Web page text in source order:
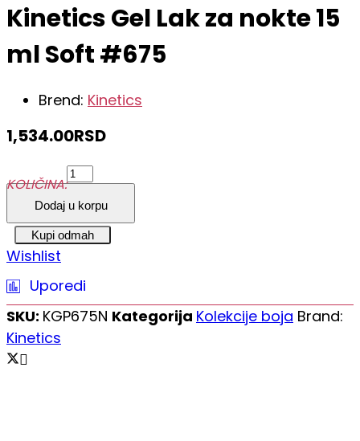
Kinetics Gel Lak za nokte 15
ml Soft #675
Brend: Kinetics
1,534.00RSD
Gel
nokte
15
ml
Soft
#675
quantity
KOLIČINA:
Dodaj u korpu
Kupi odmah
Wishlist
Uporedi
SKU: KGP675N Kategorija Kolekcije boja Brand:
Kinetics